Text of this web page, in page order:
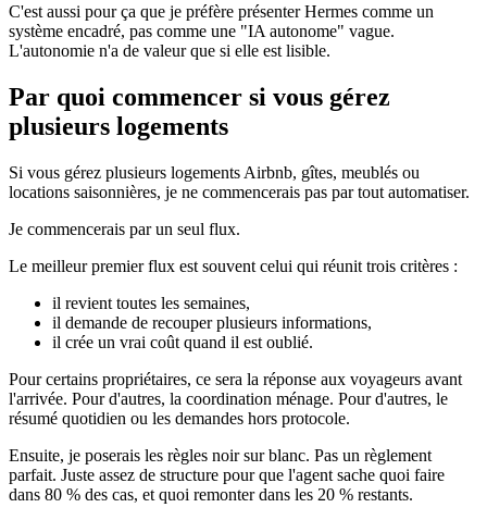
C'est aussi pour ça que je préfère présenter Hermes comme un
système encadré, pas comme une "IA autonome" vague.
L'autonomie n'a de valeur que si elle est lisible.
Par quoi commencer si vous gérez
plusieurs logements
Si vous gérez plusieurs logements Airbnb, gîtes, meublés ou
locations saisonnières, je ne commencerais pas par tout automatiser.
Je commencerais par un seul flux.
Le meilleur premier flux est souvent celui qui réunit trois critères :
il revient toutes les semaines,
il demande de recouper plusieurs informations,
il crée un vrai coût quand il est oublié.
Pour certains propriétaires, ce sera la réponse aux voyageurs avant
l'arrivée. Pour d'autres, la coordination ménage. Pour d'autres, le
résumé quotidien ou les demandes hors protocole.
Ensuite, je poserais les règles noir sur blanc. Pas un règlement
parfait. Juste assez de structure pour que l'agent sache quoi faire
dans 80 % des cas, et quoi remonter dans les 20 % restants.